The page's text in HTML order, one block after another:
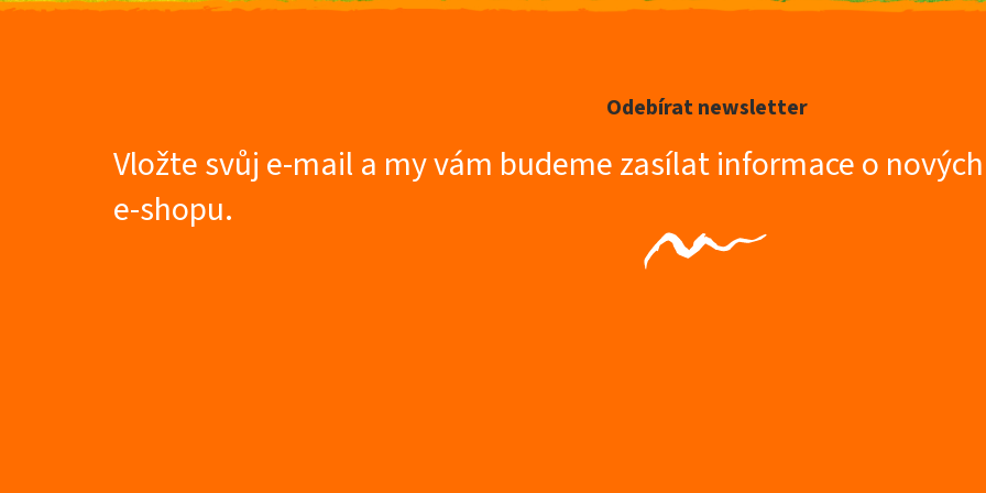
Odebírat newsletter
Vložte svůj e-mail a my vám budeme zasílat informace o
e-shopu.